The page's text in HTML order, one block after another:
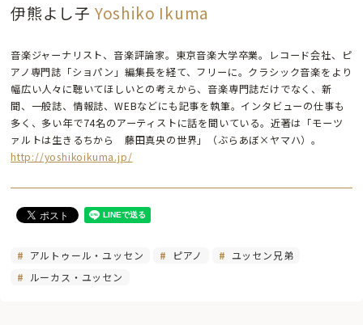
伊熊よし子 Yoshiko Ikuma
音楽ジャーナリスト、音楽評論家。東京音楽大学卒業。レコード会社、ピ
アノ専門誌「ショパン」編集長を経て、フリーに。クラシック音楽をより
幅広い人々に聴いてほしいとの考えから、音楽専門誌だけでなく、新
聞、一般誌、情報誌、WEBなどにも記事を執筆。インタビューの仕事も
多く、多い年で74名のアーティストに話を聞いている。近著は「モーツ
ァルトは生きるちから 藤田真央の世界」（ぶらあぼ×ヤマハ）。
http://yoshikoikuma.jp/
アルトゥール・ユッセン ピアノ
ユッセン兄弟
ルーカス・ユッセン